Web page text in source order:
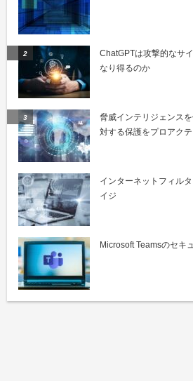
ChatGPTは攻撃的なサ
なり得るのか
脅威インテリジェンス
対する保護をプロアク
インターネットフィル
イジ
Microsoft Teamsのセキ